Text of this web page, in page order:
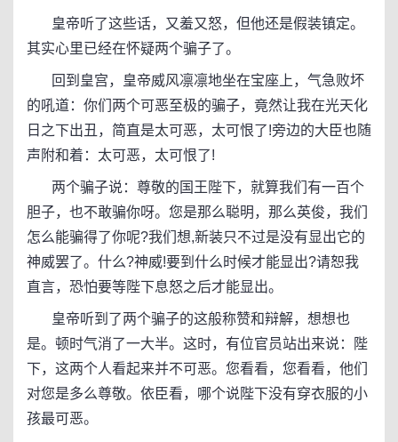
皇帝听了这些话，又羞又怒，但他还是假装镇定。
其实心里已经在怀疑两个骗子了。
回到皇宫，皇帝威风凛凛地坐在宝座上，气急败坏
的吼道：你们两个可恶至极的骗子，竟然让我在光天化
日之下出丑，简直是太可恶，太可恨了!旁边的大臣也随
声附和着：太可恶，太可恨了!
两个骗子说：尊敬的国王陛下，就算我们有一百个
胆子，也不敢骗你呀。您是那么聪明，那么英俊，我们
怎么能骗得了你呢?我们想,新装只不过是没有显出它的
神威罢了。什么?神威!要到什么时候才能显出?请恕我
直言，恐怕要等陛下息怒之后才能显出。
皇帝听到了两个骗子的这般称赞和辩解，想想也
是。顿时气消了一大半。这时，有位官员站出来说：陛
下，这两个人看起来并不可恶。您看看，您看看，他们
对您是多么尊敬。依臣看，哪个说陛下没有穿衣服的小
孩最可恶。